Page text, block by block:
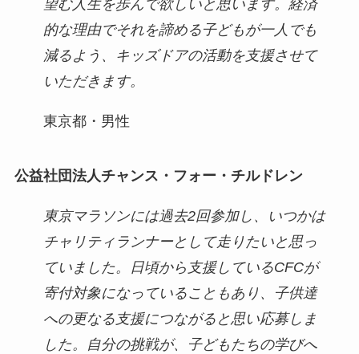
望む人生を歩んで欲しいと思います。経済
的な理由でそれを諦める子どもが一人でも
減るよう、キッズドアの活動を支援させて
いただきます。
東京都・男性
公益社団法人チャンス・フォー・チルドレン
東京マラソンには過去2回参加し、いつかは
チャリティランナーとして走りたいと思っ
ていました。日頃から支援しているCFCが
寄付対象になっていることもあり、子供達
への更なる支援につながると思い応募しま
した。自分の挑戦が、子どもたちの学びへ